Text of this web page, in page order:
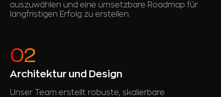
auszuwählen und eine umsetzbare Roadmap für
langfristigen Erfolg zu erstellen.
Architektur und Design
Unser Team erstellt robuste, skalierbare